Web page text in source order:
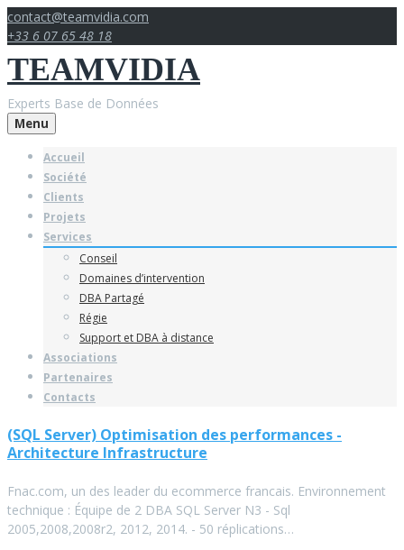
Skip
to
contact@teamvidia.com
+33 6 07 65 48 18
TEAMVIDIA
Experts Base de Données
Menu
Accueil
Société
Clients
Projets
Services
Conseil
Domaines d’intervention
DBA Partagé
Régie
Support et DBA à distance
Associations
Partenaires
Contacts
Catégorie :
Réalisations
(SQL Server) Optimisation des performances -
Architecture Infrastructure
Fnac.com, un des leader du ecommerce francais. Environnement
technique : Équipe de 2 DBA SQL Server N3 - Sql
2005,2008,2008r2, 2012, 2014. - 50 réplications…